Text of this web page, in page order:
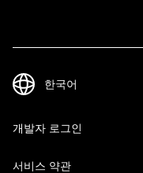
개발자 로그인
서비스 약관